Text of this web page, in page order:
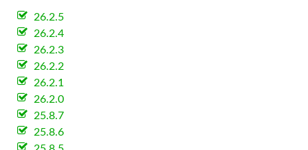
26.2.5
26.2.4
26.2.3
26.2.2
26.2.1
26.2.0
25.8.7
25.8.6